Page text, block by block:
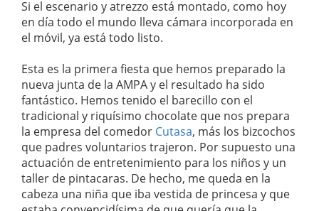
Si el escenario y atrezzo está montado, como hoy
en día todo el mundo lleva cámara incorporada en
el móvil, ya está todo listo.
Esta es la primera fiesta que hemos preparado la
nueva junta de la AMPA y el resultado ha sido
fantástico. Hemos tenido el barecillo con el
tradicional y riquísimo chocolate que nos prepara
la empresa del comedor Cutasa, más los bizcochos
que padres voluntarios trajeron. Por supuesto una
actuación de entretenimiento para los niños y un
taller de pintacaras. De hecho, me queda en la
cabeza una niña que iba vestida de princesa y que